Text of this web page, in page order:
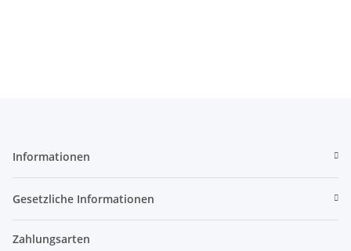
Informationen
Gesetzliche Informationen
Zahlungsarten